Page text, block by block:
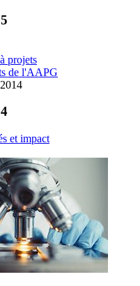
projets
de l'AAPG
et impact